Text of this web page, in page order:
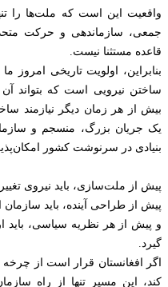
واقعیت این است که ملت‌ها را
جمعی، سازماندهی و حرکت متحد
قاعده مستثنا نیست.
بنابراین، اولویت تاریخی
ساختن نیرویی است که بتواند آن
بیش از هر زمان دیگر نیازمند
یک جریان بزرگ، منسجم و
بنیادی در سرنوشت کشور
پیش از ملت‌سازی، باید نیروی
پیش از طراحی آینده، باید سازمان
و پیش از هر نظریه سیاسی، باید
گیرد.
اگر افغانستان قرار است از چرخه
کند، این مسیر تنها از راه